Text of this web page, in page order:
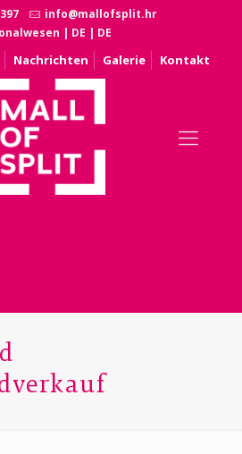
info@mallofsplit.hr
| DE | DE
Nachrichten Galerie Kontakt